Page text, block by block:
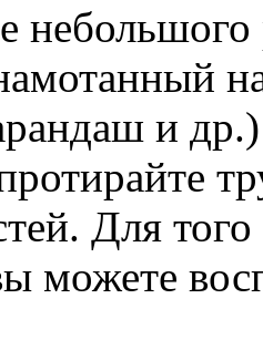
и
Для
можете